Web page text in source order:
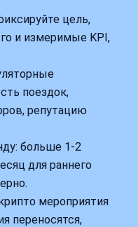
цель,
и измеримые KPI,
поездок,
репутацию
больше 1-2
для раннего
мероприятия
переносятся,